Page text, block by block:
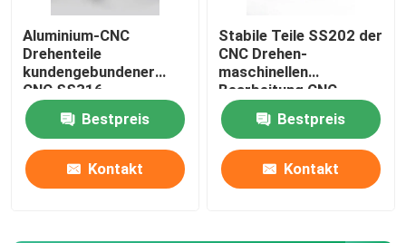
Aluminium-CNC
Drehenteile
kundengebundener
CNC SS316
bearbeitete Fahrrad-
Teile maschinell
Bestpreis
Kontakt
Stabile Teile SS202 der
CNC Drehen-
maschinellen
Bearbeitung CNC-
Maschinen-elektrische
Teile fertigten
besonders an
Bestpreis
Kontakt